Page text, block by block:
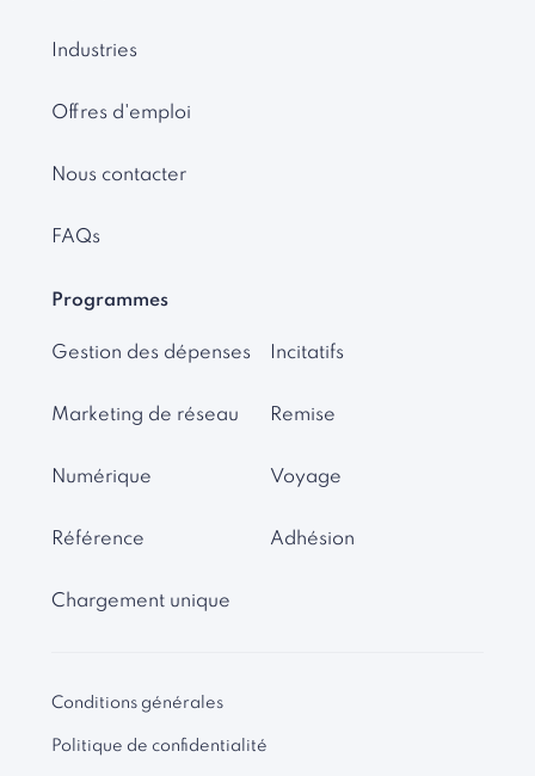
Industries
Offres d'emploi
Nous contacter
FAQs
Programmes
Gestion des dépenses Incitatifs
Marketing de réseau Remise
Numérique Voyage
Référence Adhésion
Chargement unique
Conditions générales
Politique de confidentialité